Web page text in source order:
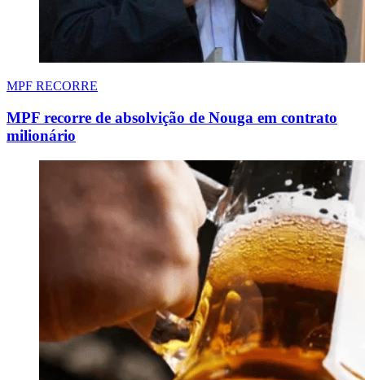
MPF RECORRE
MPF recorre de absolvição de Nouga em contrato
milionário